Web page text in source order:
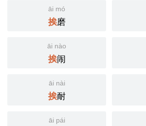
āi mó
挨磨
āi nào
挨闹
āi nài
挨耐
āi pái